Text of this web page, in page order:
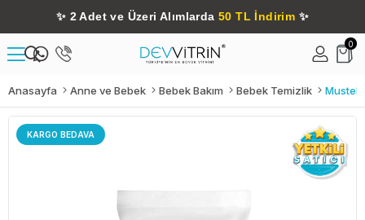
✨ 2 Adet ve Üzeri Alımlarda 50 TL İndirim ✨
0
Anasayfa Anne ve Bebek Bebek Bakım Bebek Temizlik
KARGO BEDAVA